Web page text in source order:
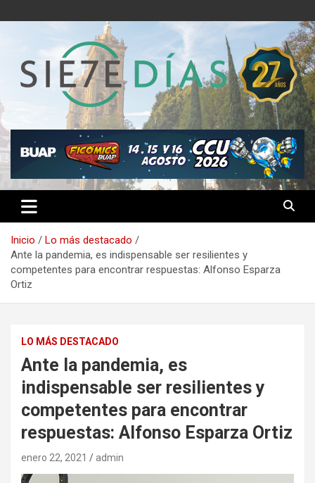
al
Semanario 7 Días
Inicio
Lo más destacado
Ante la pandemia, es indispensable ser resilientes y
competentes para encontrar respuestas: Alfonso Esparza
Ortiz
LO MÁS DESTACADO
Ante la pandemia, es
indispensable ser resilientes y
competentes para encontrar
respuestas: Alfonso Esparza Ortiz
enero 22, 2021 admin